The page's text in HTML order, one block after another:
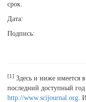
срок.
Дата:
Подпись:
[1] Здесь и ниже имеется
последний доступный
http://www.scijournal.org.